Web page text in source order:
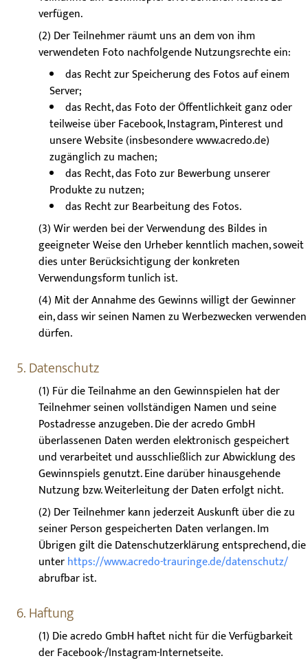
verfügen.
(2) Der Teilnehmer räumt uns an dem von ihm
verwendeten Foto nachfolgende Nutzungsrechte ein:
das Recht zur Speicherung des Fotos auf einem
Server;
das Recht, das Foto der Öffentlichkeit ganz oder
teilweise über Facebook, Instagram, Pinterest und
unsere Website (insbesondere www.acredo.de)
zugänglich zu machen;
das Recht, das Foto zur Bewerbung unserer
Produkte zu nutzen;
das Recht zur Bearbeitung des Fotos.
(3) Wir werden bei der Verwendung des Bildes in
geeigneter Weise den Urheber kenntlich machen, soweit
dies unter Berücksichtigung der konkreten
Verwendungsform tunlich ist.
(4) Mit der Annahme des Gewinns willigt der Gewinner
ein, dass wir seinen Namen zu Werbezwecken verwenden
dürfen.
5. Datenschutz
(1) Für die Teilnahme an den Gewinnspielen hat der
Teilnehmer seinen vollständigen Namen und seine
Postadresse anzugeben. Die der acredo GmbH
überlassenen Daten werden elektronisch gespeichert
und verarbeitet und ausschließlich zur Abwicklung des
Gewinnspiels genutzt. Eine darüber hinausgehende
Nutzung bzw. Weiterleitung der Daten erfolgt nicht.
(2) Der Teilnehmer kann jederzeit Auskunft über die zu
seiner Person gespeicherten Daten verlangen. Im
Übrigen gilt die Datenschutzerklärung entsprechend, die
unterhttps://www.acredo-trauringe.de/datenschutz/
abrufbar ist.
6. Haftung
(1) Die acredo GmbH haftet nicht für die Verfügbarkeit
der Facebook-/Instagram-Internetseite.